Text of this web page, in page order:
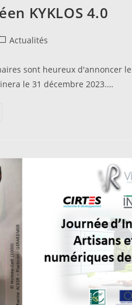
KYKLOS 4.0
Actualités
sont heureux d'annoncer
le 31 décembre 2023.…